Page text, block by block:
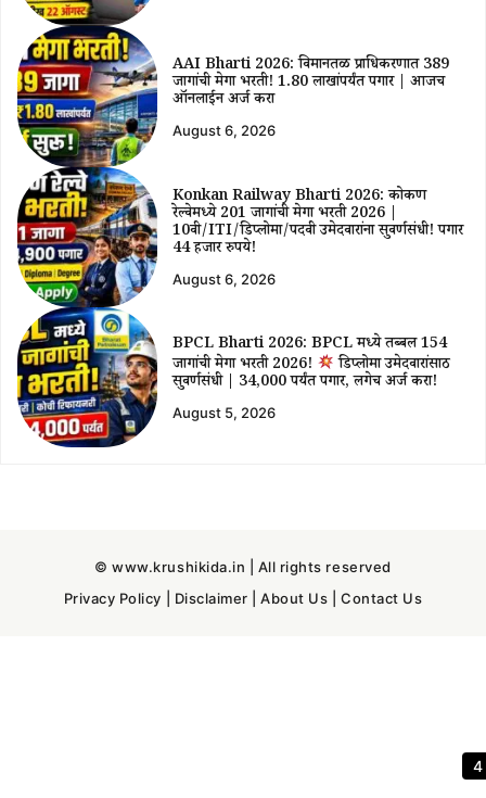
AAI Bharti 2026: विमानतळ प्राधिकरणात 389
जागांची मेगा भरती! ₹1.80 लाखांपर्यंत पगार | आजच
ऑनलाईन अर्ज करा
August 6, 2026
Konkan Railway Bharti 2026: कोकण
रेल्वेमध्ये 201 जागांची मेगा भरती 2026 |
10वी/ITI/डिप्लोमा/पदवी उमेदवारांना सुवर्णसंधी! पगार
44 हजार रुपये!
August 6, 2026
BPCL Bharti 2026: BPCL मध्ये तब्बल 154
जागांची मेगा भरती 2026!
डिप्लोमा उमेदवारांसाठी
सुवर्णसंधी | ₹34,000 पर्यंत पगार, लगेच अर्ज करा!
August 5, 2026
© www.krushikida.in | All rights reserved
Privacy Policy
Disclaimer |About Us |Contact Us
3